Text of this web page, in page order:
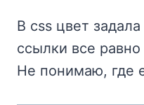
В css цвет
ссылки все
Не понимаю, где